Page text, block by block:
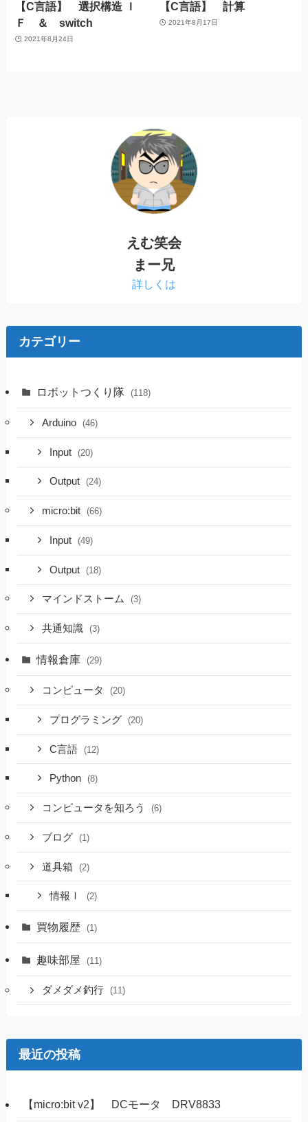
【C言語】 選択構造 Ｉ
Ｆ ＆ switch
2021年8月24日
【C言語】 計算
2021年8月17日
えむ笑会
まー兄
詳しくは
カテゴリー
ロボットつくり隊 (118)
Arduino (46)
Input (20)
Output (24)
micro:bit (66)
Input (49)
Output (18)
マインドストーム (3)
共通知識 (3)
情報倉庫 (29)
コンピュータ (20)
プログラミング (20)
C言語 (12)
Python (8)
コンピュータを知ろう (6)
ブログ (1)
道具箱 (2)
情報Ⅰ (2)
買物履歴 (1)
趣味部屋 (11)
ダメダメ釣行 (11)
最近の投稿
【micro:bit v2】 DCモータ DRV8833